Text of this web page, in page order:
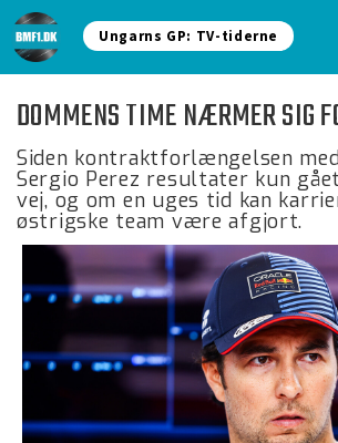
Ungarns GP: TV-tiderne
DOMMENS TIME NÆRMER SIG
Siden kontraktforlængelsen
Sergio Perez resultater kun
vej, og om en uges tid kan
østrigske team være afgjort.